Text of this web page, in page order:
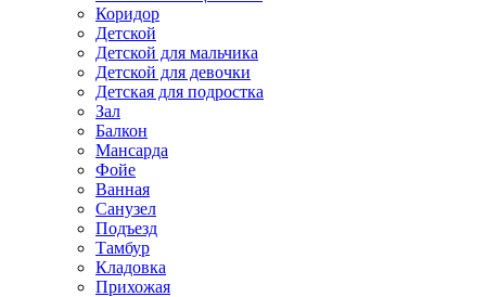
Коридор
Детской
Детской для мальчика
Детской для девочки
Детская для подростка
Зал
Балкон
Мансарда
Фойе
Ванная
Санузел
Подъезд
Тамбур
Кладовка
Прихожая